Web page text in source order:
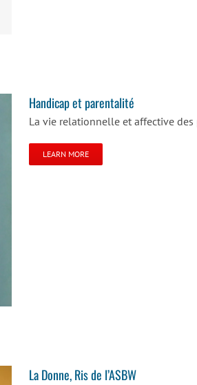
Handicap et parentalité
La vie relationnelle et affective
LEARN MORE
La Donne, Ris de l’ASBW